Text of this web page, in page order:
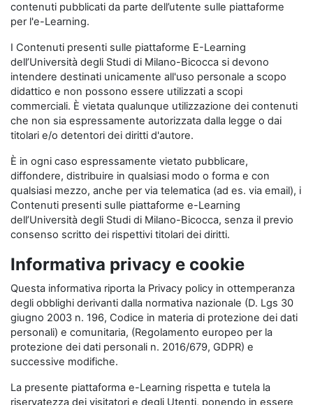
contenuti pubblicati da parte dell’utente sulle piattaforme
per l'e-Learning.
I Contenuti presenti sulle piattaforme E-Learning
dell’Università degli Studi di Milano-Bicocca si devono
intendere destinati unicamente all'uso personale a scopo
didattico e non possono essere utilizzati a scopi
commerciali. È vietata qualunque utilizzazione dei contenuti
che non sia espressamente autorizzata dalla legge o dai
titolari e/o detentori dei diritti d'autore.
È in ogni caso espressamente vietato pubblicare,
diffondere, distribuire in qualsiasi modo o forma e con
qualsiasi mezzo, anche per via telematica (ad es. via email), i
Contenuti presenti sulle piattaforme e-Learning
dell’Università degli Studi di Milano-Bicocca, senza il previo
consenso scritto dei rispettivi titolari dei diritti.
Informativa privacy e cookie
Questa informativa riporta la Privacy policy in ottemperanza
degli obblighi derivanti dalla normativa nazionale (D. Lgs 30
giugno 2003 n. 196, Codice in materia di protezione dei dati
personali) e comunitaria, (Regolamento europeo per la
protezione dei dati personali n. 2016/679, GDPR) e
successive modifiche.
La presente piattaforma e-Learning rispetta e tutela la
riservatezza dei visitatori e degli Utenti, ponendo in essere